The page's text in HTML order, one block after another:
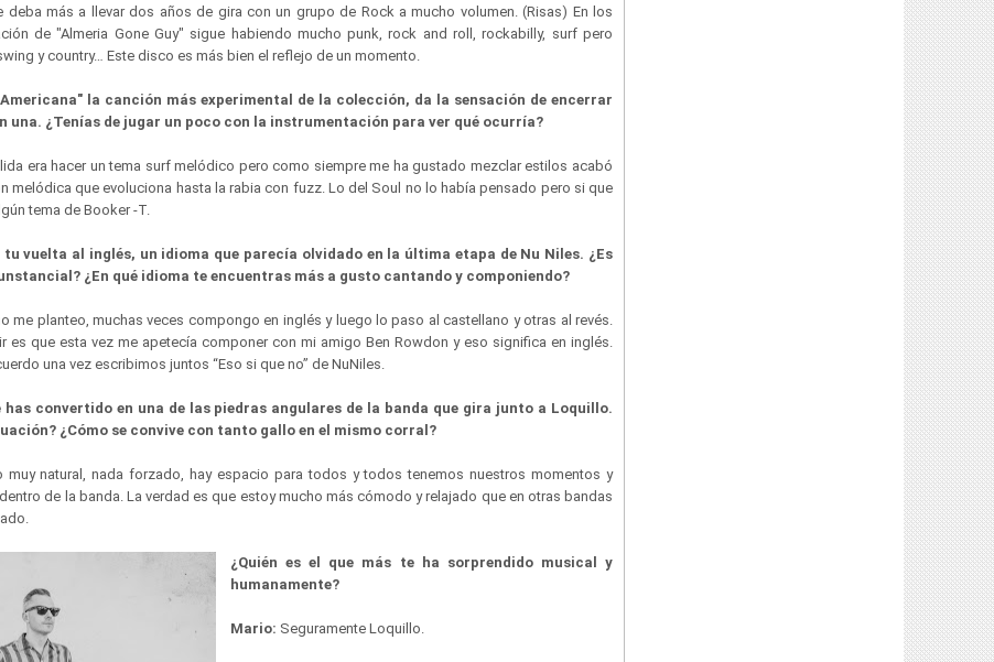
deba más a llevar dos años de gira con un grupo de Rock a mucho volumen. (Risas) En los
de "Almeria Gone Guy" sigue habiendo mucho punk, rock and roll, rockabilly, surf pero
y country… Este disco es más bien el reflejo de un momento.
la canción más experimental de la colección, da la sensación de encerrar
una. ¿Tenías de jugar un poco con la instrumentación para ver qué ocurría?
era hacer un tema surf melódico pero como siempre me ha gustado mezclar estilos acabó
melódica que evoluciona hasta la rabia con fuzz. Lo del Soul no lo había pensado pero si que
tema de Booker -T.
vuelta al inglés, un idioma que parecía olvidado en la última etapa de Nu Niles. ¿Es
¿En qué idioma te encuentras más a gusto cantando y componiendo?
me planteo, muchas veces compongo en inglés y luego lo paso al castellano y otras al revés.
es que esta vez me apetecía componer con mi amigo Ben Rowdon y eso significa en inglés.
una vez escribimos juntos “Eso si que no” de NuNiles.
has convertido en una de las piedras angulares de la banda que gira junto a Loquillo.
¿Cómo se convive con tanto gallo en el mismo corral?
muy natural, nada forzado, hay espacio para todos y todos tenemos nuestros momentos y
de la banda. La verdad es que estoy mucho más cómodo y relajado que en otras bandas
¿Quién es el que más te ha sorprendido musical y
humanamente?
Mario: Seguramente Loquillo.